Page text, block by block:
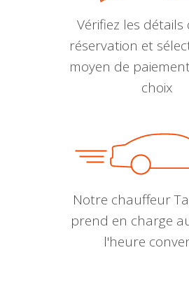
Vérifiez les détails
réservation et
moyen de
choix
Notre chauffeur
prend en charge
l'heure